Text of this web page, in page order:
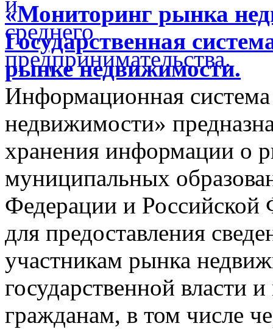
«Мониторинг рынка
Государственная
рынке недвижимости.
Информационная
недвижимости»
хранения информации о
муниципальных
Федерации и Российской
для предоставления
участникам рынка
государственной власти
гражданам, в том числе